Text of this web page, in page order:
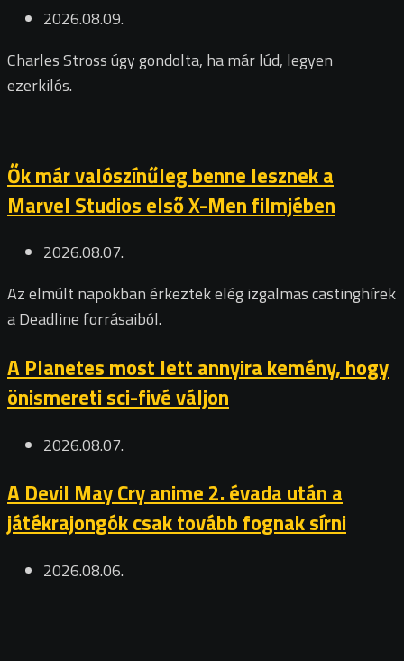
2026.08.09.
Charles Stross úgy gondolta, ha már lúd, legyen
ezerkilós.
Ők már valószínűleg benne lesznek a
Marvel Studios első X-Men filmjében
2026.08.07.
Az elmúlt napokban érkeztek elég izgalmas castinghírek
a Deadline forrásaiból.
A Planetes most lett annyira kemény, hogy
önismereti sci-fivé váljon
2026.08.07.
A Devil May Cry anime 2. évada után a
játékrajongók csak tovább fognak sírni
2026.08.06.